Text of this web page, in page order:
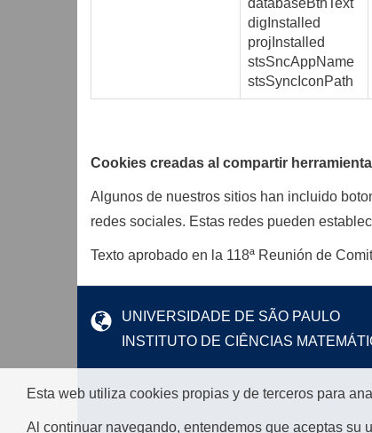
databaseBthText
digInstalled
projInstalled
stsSncAppName
stsSyncIconPath
Cookies creadas al compartir
Algunos de nuestros sitios han incluido
redes sociales. Estas redes pueden
Texto aprobado en la 118ª Reunión de
UNIVERSIDADE DE SÃO PAULO
INSTITUTO DE CIÊNCIAS
Esta web utiliza cookies propias y de terceros para
Al continuar navegando, entendemos que aceptas su